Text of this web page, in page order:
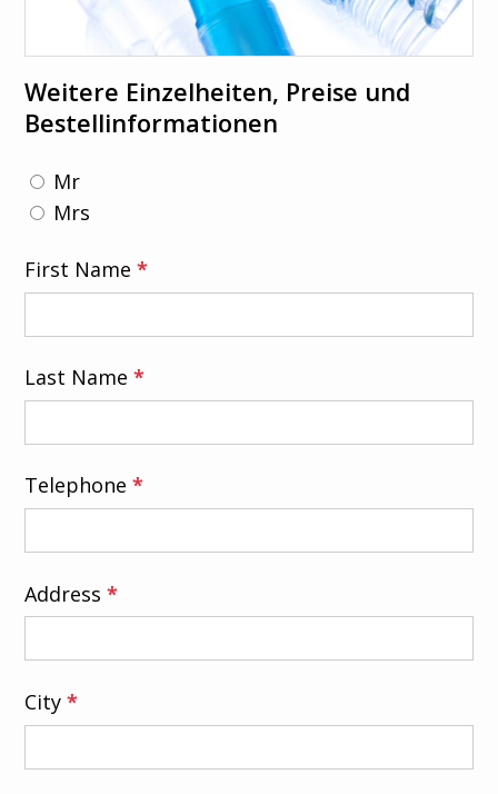
Weitere Einzelheiten, Preise und
Bestellinformationen
Mr
Mrs
First Name*
Last Name*
Telephone*
Address*
City*